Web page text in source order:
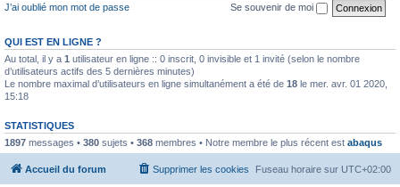
J’ai oublié mon mot de passe
Se souvenir de moi
QUI EST EN LIGNE ?
Au total, il y a 1 utilisateur en ligne :: 0 inscrit, 0 invisible et 1 invité (selon le nombre
d’utilisateurs actifs des 5 dernières minutes)
Le nombre maximal d’utilisateurs en ligne simultanément a été de 18 le mer. avr. 01 2020,
15:18
STATISTIQUES
1897 messages • 380 sujets • 368 membres • Notre membre le plus récent est abaqus
Accueil du forum Fuseau horaire sur UTC+02:00
Supprimer les cookies